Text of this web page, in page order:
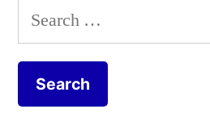
Search
for: